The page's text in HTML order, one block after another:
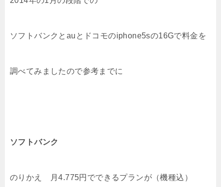
ソフトバンクとauとドコモのiphone5sの16Gで料金を
調べてみましたので参考までに
ソフトバンク
のりかえ 月4.775円でできるプランが（機種込）